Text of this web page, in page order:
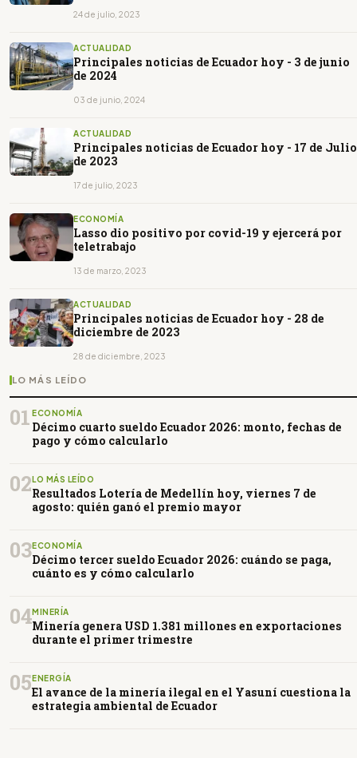
24 de julio, 2023
ACTUALIDAD
Principales noticias de Ecuador hoy - 3 de junio
de 2024
03 de junio, 2024
ACTUALIDAD
Principales noticias de Ecuador hoy - 17 de Julio
de 2023
17 de julio, 2023
ECONOMÍA
Lasso dio positivo por covid-19 y ejercerá por
teletrabajo
13 de marzo, 2023
ACTUALIDAD
Principales noticias de Ecuador hoy - 28 de
diciembre de 2023
28 de diciembre, 2023
LO MÁS LEÍDO
01 ECONOMÍA
Décimo cuarto sueldo Ecuador 2026: monto, fechas de
pago y cómo calcularlo
02LO MÁS LEÍDO
Resultados Lotería de Medellín hoy, viernes 7 de
agosto: quién ganó el premio mayor
03ECONOMÍA
Décimo tercer sueldo Ecuador 2026: cuándo se paga,
cuánto es y cómo calcularlo
04MINERÍA
Minería genera USD 1.381 millones en exportaciones
durante el primer trimestre
05ENERGÍA
El avance de la minería ilegal en el Yasuní cuestiona la
estrategia ambiental de Ecuador